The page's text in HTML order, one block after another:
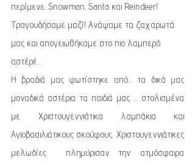
περίμενε...Snowman, Santa και Reindeer!
Τραγουδήσαμε μαζί! Ανάψαμε τα ζαχαρωτά
μας και απογειωθήκαμε στο πιο λαμπερό
αστέρι! …
Η βραδιά μας φωτίστηκε από… τα δικά μας
μοναδικά αστέρια τα παιδιά μας … στολισμένα
με Χριστουγεννιάτικα λαμπάκια και
Αγιοβασιλιάτικους σκούφους. Χριστουγεννιάτικες
μελωδίες  πλημύρισαν την ατμόσφαιρα